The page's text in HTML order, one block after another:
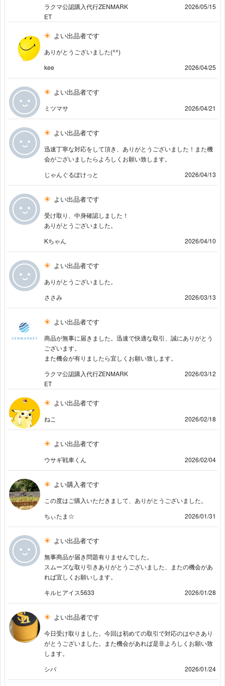
ラクマ公認購入代行ZENMARK
ET
2026/05/15
よい出品者です
ありがとうございました(^^)
kee
2026/04/25
よい出品者です
ミツマサ 2026/04/21
よい出品者です
迅速丁寧な対応をして頂き、ありがとうございました！また機
会がございましたらよろしくお願い致します。
じゃんぐるぽけっと
2026/04/13
よい出品者です
受け取り、中身確認しました！
ありがとうございました。
Kちゃん
2026/04/10
よい出品者です
ありがとうございました。
ささみ
2026/03/13
よい出品者です
商品が無事に届きました。迅速で快適な取引、誠にありがとう
ございます。
また機会が有りましたら宜しくお願い致します。
ラクマ公認購入代行ZENMARK
ET
2026/03/12
よい出品者です
ねこ 2026/02/18
よい出品者です
ウサギ戦車くん 2026/02/04
よい購入者です
この度はご購入いただきまして、ありがとうございました。
ちぃたま☆
2026/01/31
よい出品者です
無事商品が届き問題有りませんでした。
スムーズな取り引きありがとうございました、またの機会があ
れば宜しくお願いします。
キルヒアイス5633
2026/01/28
よい出品者です
今日受け取りました。今回は初めての取引で対応のはやさあり
がとうございました。また機会があれば是非よろしくお願い致
します。
シバ
2026/01/24